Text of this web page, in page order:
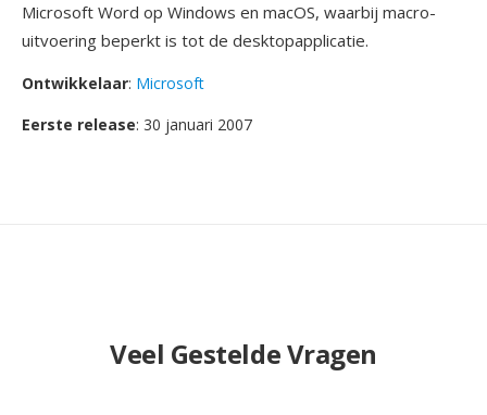
Microsoft Word op Windows en macOS, waarbij macro-
uitvoering beperkt is tot de desktopapplicatie.
Ontwikkelaar: Microsoft
Eerste release: 30 januari 2007
Veel Gestelde Vragen